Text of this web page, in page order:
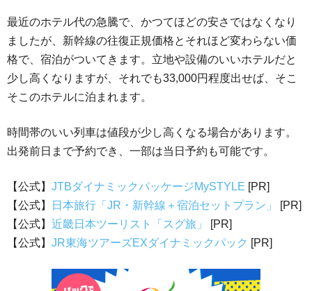
最近のホテル代の急騰で、かつてほどの安さではなくなり
ましたが、新幹線の往復正規価格とそれほど変わらない価
格で、宿泊がついてきます。立地や設備のいいホテルだと
少し高くなりますが、それでも33,000円程度出せば、そこ
そこのホテルに泊まれます。
時間帯のいい列車は値段が少し高くなる場合があります。
出発前日まで予約でき、一部は当日予約も可能です。
【公式】 JTBダイナミックパッケージMySTYLE [PR]
【公式】
日本旅行「JR・新幹線＋宿泊セットプラン」
[PR]
【公式】 近畿日本ツーリスト「スグ旅」
[PR]
【公式】 JR東海ツアーズEXダイナミックパック [PR]